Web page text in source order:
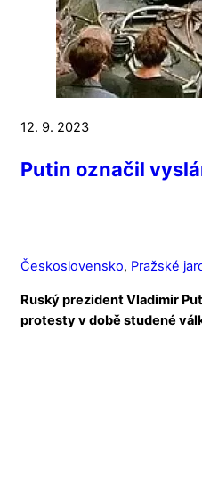
12. 9. 2023
Putin označil
Československo, Pražské
Ruský prezident Vladimir
protesty v době studené